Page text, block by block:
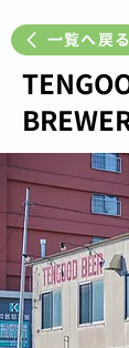
一覧へ戻る